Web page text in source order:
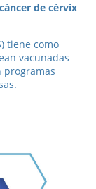
de cérvix
tiene como
vacunadas
programas